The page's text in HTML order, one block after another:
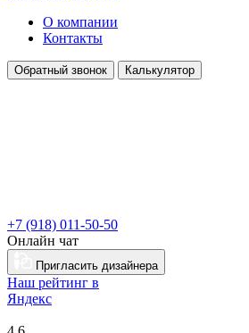
О компании
Контакты
Обратный звонок Калькулятор
+7 (918) 011-50-50
Онлайн чат
Пригласить дизайнера
Наш рейтинг в
Яндекс